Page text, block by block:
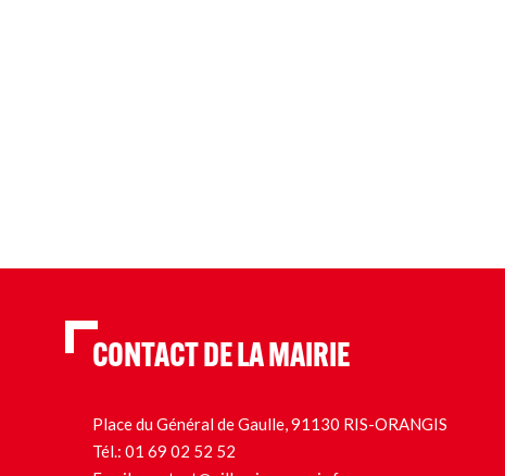
CONTACT DE LA MAIRIE
Place du Général de Gaulle, 91130 RIS-ORANGIS
Tél.: 01 69 02 52 52